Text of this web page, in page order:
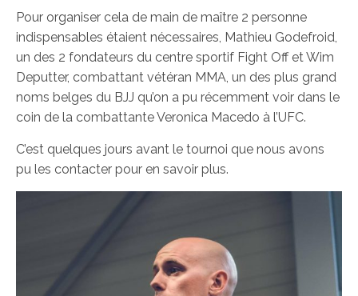
Pour organiser cela de main de maître 2 personne
indispensables étaient nécessaires, Mathieu Godefroid,
un des 2 fondateurs du centre sportif Fight Off et Wim
Deputter, combattant vétéran MMA, un des plus grand
noms belges du BJJ qu’on a pu récemment voir dans le
coin de la combattante Veronica Macedo à l’UFC.
C’est quelques jours avant le tournoi que nous avons
pu les contacter pour en savoir plus.